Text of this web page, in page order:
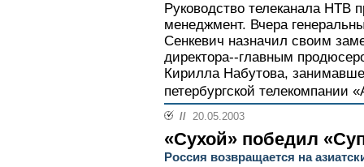
Руководство телеканала НТВ
менеджмент. Вчера
Сенкевич назначил своим
директора--главным
Кирилла Набутова,
петербургской телекомпании
// 20.05.2003
«Сухой» победил
Россия возвращается на